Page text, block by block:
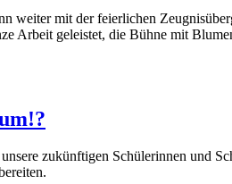
weiter mit der feierlichen
Arbeit geleistet, die Bühne mit
zukünftigen Schülerinnen